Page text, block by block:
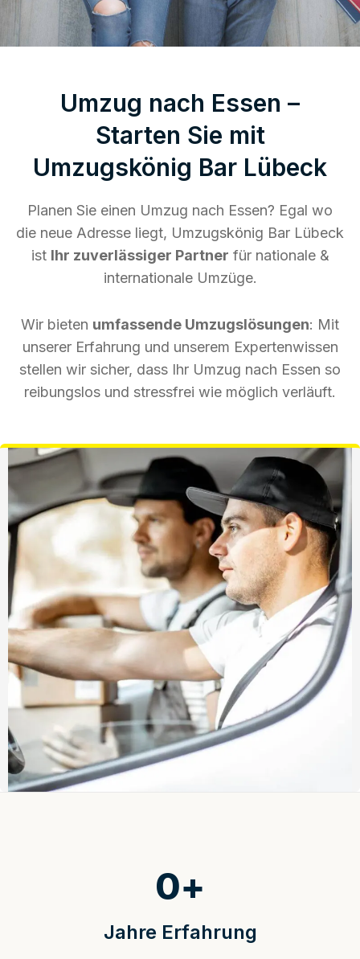
Umzug nach Essen –
Starten Sie mit
Umzugskönig Bar Lübeck
Planen Sie einen Umzug nach Essen? Egal wo
die neue Adresse liegt, Umzugskönig Bar Lübeck
ist Ihr zuverlässiger Partner für nationale &
internationale Umzüge.
Wir bieten umfassende Umzugslösungen: Mit
unserer Erfahrung und unserem Expertenwissen
stellen wir sicher, dass Ihr Umzug nach Essen so
reibungslos und stressfrei wie möglich verläuft.
Jahre Erfahrung
0+